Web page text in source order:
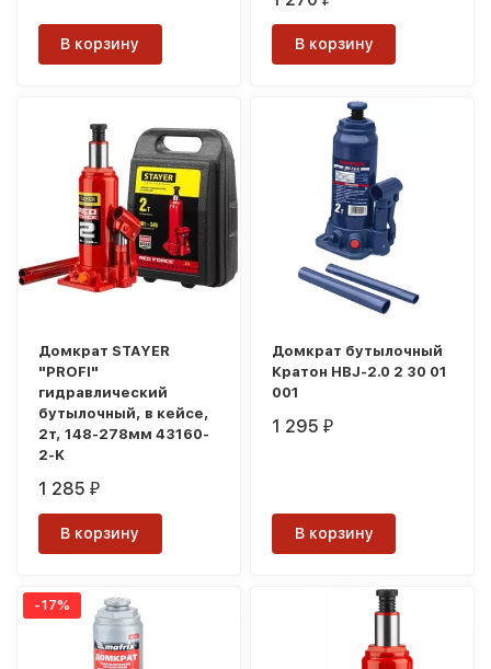
В корзину В корзину
Домкрат STAYER
"PROFI"
гидравлический
бутылочный, в кейсе,
2т, 148-278мм 43160-
2-K
1 285₽
В корзину
Домкрат бутылочный
Кратон HBJ-2.0 2 30 01
001
1 295₽
В корзину
-17%